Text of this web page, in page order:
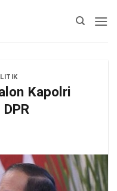
Kapolri